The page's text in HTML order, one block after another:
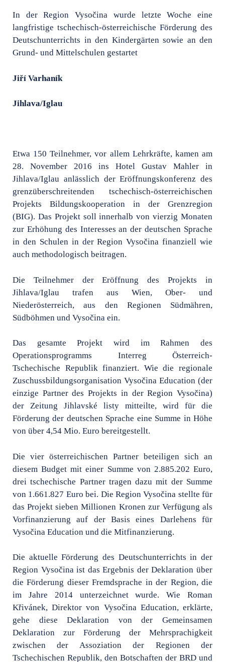
In der Region Vysočina wurde letzte Woche eine
langfristige tschechisch-österreichische Förderung des
Deutschunterrichts in den Kindergärten sowie an den
Grund- und Mittelschulen gestartet
Jiří Varhaník
Jihlava/Iglau
Etwa 150 Teilnehmer, vor allem Lehrkräfte, kamen am
28. November 2016 ins Hotel Gustav Mahler in
Jihlava/Iglau anlässlich der Eröffnungskonferenz des
grenzüberschreitenden tschechisch-österreichischen
Projekts Bildungskooperation in der Grenzregion
(BIG). Das Projekt soll innerhalb von vierzig Monaten
zur Erhöhung des Interesses an der deutschen Sprache
in den Schulen in der Region Vysočina finanziell wie
auch methodologisch beitragen.
Die Teilnehmer der Eröffnung des Projekts in
Jihlava/Iglau trafen aus Wien, Ober- und
Niederösterreich, aus den Regionen Südmähren,
Südböhmen und Vysočina ein.
Das gesamte Projekt wird im Rahmen des
Operationsprogramms Interreg Österreich-
Tschechische Republik finanziert. Wie die regionale
Zuschussbildungsorganisation Vysočina Education (der
einzige Partner des Projekts in der Region Vysočina)
der Zeitung Jihlavské listy mitteilte, wird für die
Förderung der deutschen Sprache eine Summe in Höhe
von über 4,54 Mio. Euro bereitgestellt.
Die vier österreichischen Partner beteiligen sich an
diesem Budget mit einer Summe von 2.885.202 Euro,
drei tschechische Partner tragen dazu mit der Summe
von 1.661.827 Euro bei. Die Region Vysočina stellte für
das Projekt sieben Millionen Kronen zur Verfügung als
Vorfinanzierung auf der Basis eines Darlehens für
Vysočina Education und die Mitfinanzierung.
Die aktuelle Förderung des Deutschunterrichts in der
Region Vysočina ist das Ergebnis der Deklaration über
die Förderung dieser Fremdsprache in der Region, die
im Jahre 2014 unterzeichnet wurde. Wie Roman
Křivánek, Direktor von Vysočina Education, erklärte,
gehe diese Deklaration von der Gemeinsamen
Deklaration zur Förderung der Mehrsprachigkeit
zwischen der Assoziation der Regionen der
Tschechischen Republik, den Botschaften der BRD und